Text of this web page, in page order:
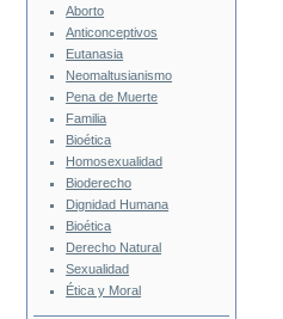
Aborto
Anticonceptivos
Eutanasia
Neomaltusianismo
Pena de Muerte
Familia
Bioética
Homosexualidad
Bioderecho
Dignidad Humana
Bioética
Derecho Natural
Sexualidad
Ética y Moral